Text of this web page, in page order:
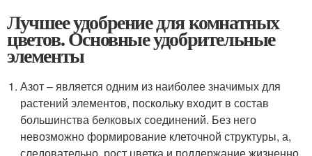
Лучшее удобрение для комнатных
цветов. Основные удобрительные
элементы
Азот – является одним из наиболее значимых для
растений элементов, поскольку входит в состав
большинства белковых соединений. Без него
невозможно формирование клеточной структуры, а,